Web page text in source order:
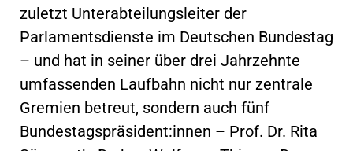
zuletzt Unterabteilungsleiter der
Parlamentsdienste im Deutschen Bundestag
– und hat in seiner über drei Jahrzehnte
umfassenden Laufbahn nicht nur zentrale
Gremien betreut, sondern auch fünf
Bundestagspräsident:innen – Prof. Dr. Rita